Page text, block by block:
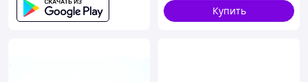
Купить